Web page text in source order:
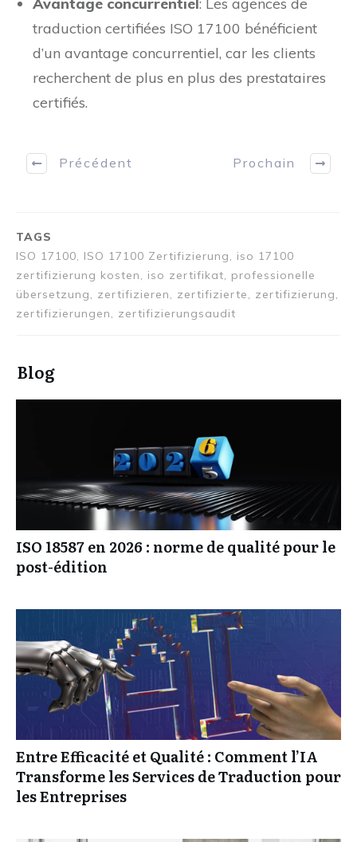
Avantage concurrentiel: Les agences de
traduction certifiées ISO 17100 bénéficient
d’un avantage concurrentiel, car les clients
recherchent de plus en plus des prestataires
TAGS
ISO 17100, ISO 17100 Zertifizierung, iso 17100
zertifizierung kosten, iso zertifikat, professionelle
übersetzung, zertifizieren, zertifizierte, zertifizierung,
ISO 18587 en 2026 : norme de qualité pour le
Entre Efficacité et Qualité : Comment l’IA
Transforme les Services de Traduction pour